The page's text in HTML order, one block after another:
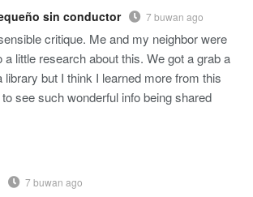
sin conductor 7 buwan ago
critique. Me and my neighbor were
a little research about this. We got a grab a
library but I think I learned more from this
see such wonderful info being shared
7 buwan ago